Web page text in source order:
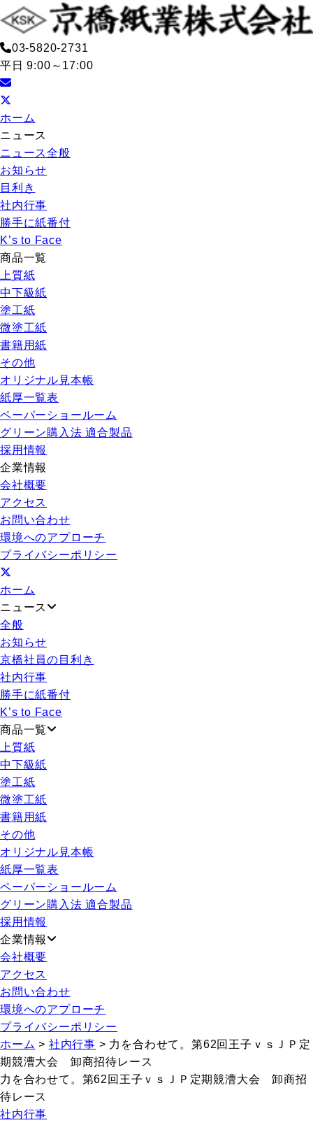
03-5820-2731
平日 9:00～17:00
ホーム
ニュース
ニュース全般
お知らせ
目利き
社内行事
勝手に紙番付
K’s to Face
商品一覧
上質紙
中下級紙
塗工紙
微塗工紙
書籍用紙
その他
オリジナル見本帳
紙厚一覧表
ペーパーショールーム
グリーン購入法 適合製品
採用情報
企業情報
会社概要
アクセス
お問い合わせ
環境へのアプローチ
プライバシーポリシー
ホーム
ニュース
全般
お知らせ
京橋社員の目利き
社内行事
勝手に紙番付
K’s to Face
商品一覧
上質紙
中下級紙
塗工紙
微塗工紙
書籍用紙
その他
オリジナル見本帳
紙厚一覧表
ペーパーショールーム
グリーン購入法 適合製品
採用情報
企業情報
会社概要
アクセス
お問い合わせ
環境へのアプローチ
プライバシーポリシー
ホーム > 社内行事 > 力を合わせて。第62回王子ｖｓＪＰ定
期競漕大会 卸商招待レース
力を合わせて。第62回王子ｖｓＪＰ定期競漕大会 卸商招
待レース
社内行事